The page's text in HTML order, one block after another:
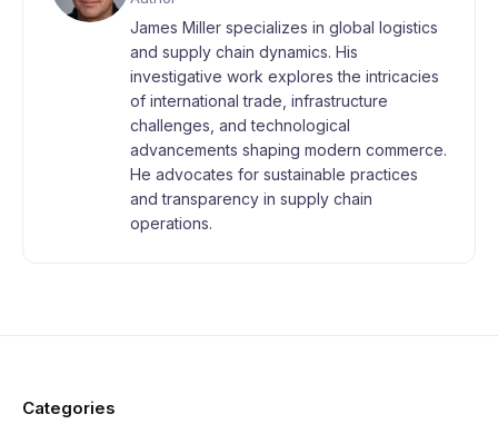
James Miller specializes in global logistics
and supply chain dynamics. His
investigative work explores the intricacies
of international trade, infrastructure
challenges, and technological
advancements shaping modern commerce.
He advocates for sustainable practices
and transparency in supply chain
operations.
Categories